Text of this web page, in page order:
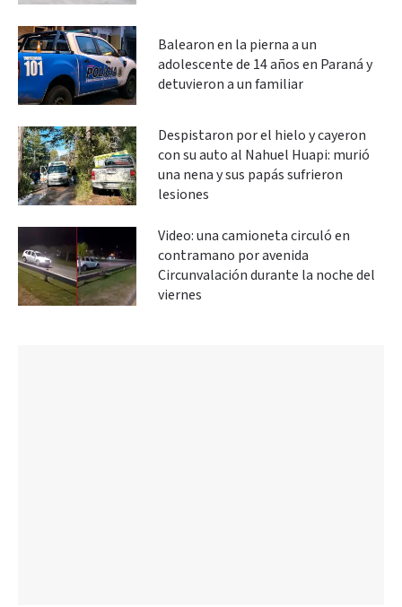
Balearon en la pierna a un
adolescente de 14 años en Paraná y
detuvieron a un familiar
Despistaron por el hielo y cayeron
con su auto al Nahuel Huapi: murió
una nena y sus papás sufrieron
lesiones
Video: una camioneta circuló en
contramano por avenida
Circunvalación durante la noche del
viernes